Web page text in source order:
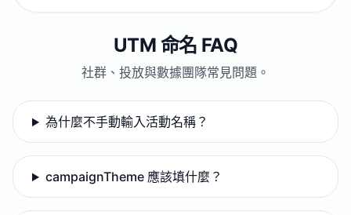
UTM 命名 FAQ
社群、投放與數據團隊常見問題。
為什麼不手動輸入活動名稱？
campaignTheme 應該填什麼？